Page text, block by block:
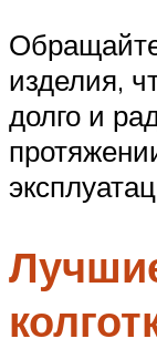
изделия,
долго и